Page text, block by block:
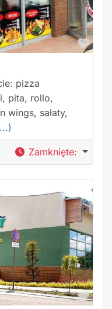
pizza
pita, rollo,
wings, sałaty,
Zamknięte: